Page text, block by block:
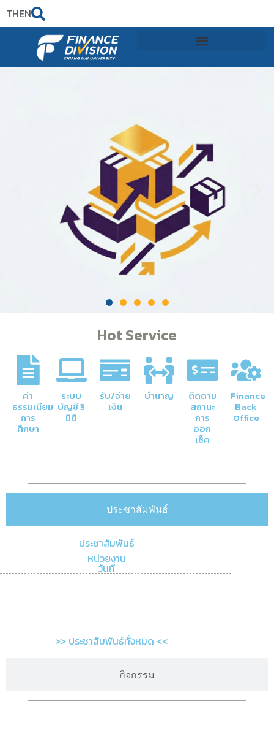
THEN
Hot Service
ค่า
ธรรมเนียม
การ
ศึกษา
ระบบ
บัญชี 3
มิติ
รับ/จ่าย
เงิน
บำนาญ ติดตาม
สถานะ
การ
ออก
เช็ค
Finance
Back
Office
ประชาสัมพันธ์
กิจกรรม
ประชาสัมพันธ์
หน่วยงาน
วันที่
>> ประชาสัมพันธ์ทั้งหมด <<